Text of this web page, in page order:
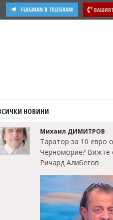
FLAGMAN В TELEGRAM
НОВИНИ
Михаил ДИМИТРОВ
Таратор за 10 евро
Черноморие? Вижте
Ричард Алибегов